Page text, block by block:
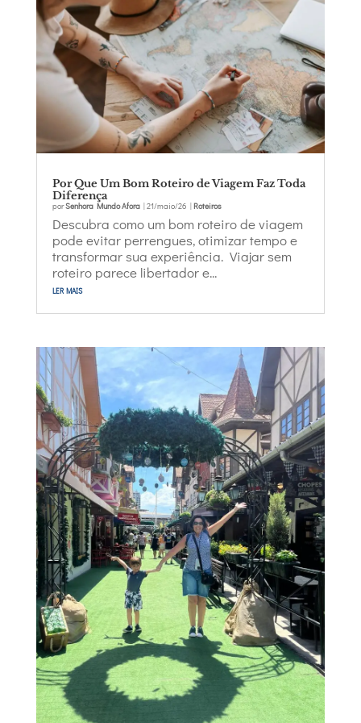
Por Que Um Bom Roteiro de Viagem Faz Toda
Diferença
porSenhora Mundo Afora| 21/maio/26 Roteiros
Descubra como um bom roteiro de viagem
pode evitar perrengues, otimizar tempo e
transformar sua experiência. Viajar sem
roteiro parece libertador e...
ler mais